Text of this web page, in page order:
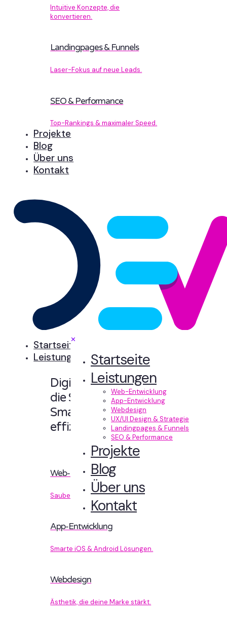
Intuitive Konzepte, die
konvertieren.
Landingpages & Funnels
Laser-Fokus auf neue Leads.
SEO & Performance
Top-Rankings & maximaler Speed.
Projekte
Blog
Über uns
Kontakt
✕
Startseite
Leistungen
Web-Entwicklung
App-Entwicklung
Webdesign
UX/UI Design & Strategie
Landingpages & Funnels
SEO & Performance
Projekte
Blog
Über uns
Kontakt
Startseite
Leistungen
Digitale Erlebnisse,
die Sinn machen.
Smart designt und
effizient entwickelt.
Web-Entwicklung
Sauberer Code, der performt.
App-Entwicklung
Smarte iOS & Android Lösungen.
Webdesign
Ästhetik, die deine Marke stärkt.